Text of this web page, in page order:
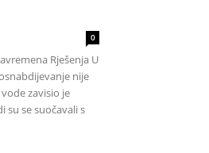
0
Rješenja U
nije
zavisio je
su se suočavali s